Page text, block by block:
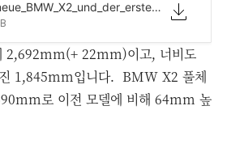
Der_neue_BMW_X2_und_der_erste_BMW_iX2_-_Technische_Daten..PDF
2,692mm(+ 22mm)이고, 너비도
1,845mm입니다. BMW X2 풀체
로 이전 모델에 비해 64mm 높